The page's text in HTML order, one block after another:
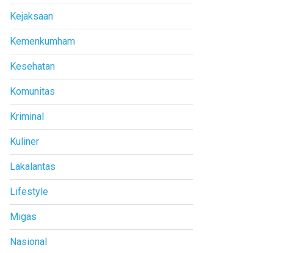
Kejaksaan
Kemenkumham
Kesehatan
Komunitas
Kriminal
Kuliner
Lakalantas
Lifestyle
Migas
Nasional